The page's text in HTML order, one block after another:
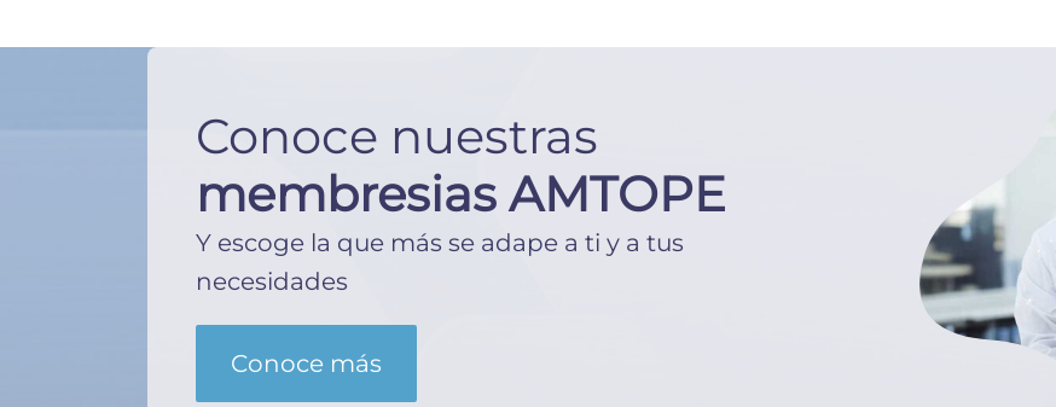
Conoce nuestras
membresias AMTOPE
Y escoge la que más se adape a ti y a tus
necesidades
Conoce más